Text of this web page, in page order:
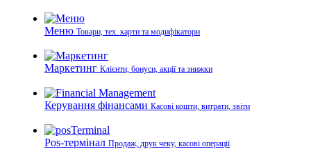
Меню Товари, тех. карти та модифікатори
Маркетинг Клієнти, бонуси, акції та знижки
Керування фінансами Касові кошти, витрати, звіти
Pos-термінал Продаж, друк чеку, касові операції